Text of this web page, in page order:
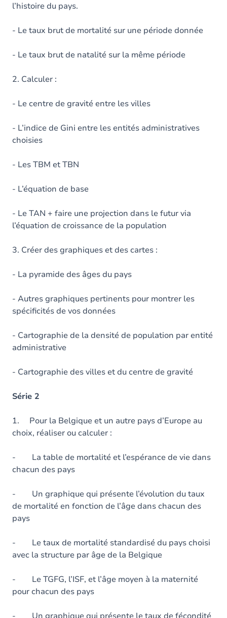
l’histoire du pays.
- Le taux brut de mortalité sur une période donnée
- Le taux brut de natalité sur la même période
2. Calculer :
- Le centre de gravité entre les villes
- L’indice de Gini entre les entités administratives
choisies
- Les TBM et TBN
- L’équation de base
- Le TAN + faire une projection dans le futur via
l’équation de croissance de la population
3. Créer des graphiques et des cartes :
- La pyramide des âges du pays
- Autres graphiques pertinents pour montrer les
spécificités de vos données
- Cartographie de la densité de population par entité
administrative
- Cartographie des villes et du centre de gravité
Série 2
1. Pour la Belgique et un autre pays d’Europe au
choix, réaliser ou calculer :
- La table de mortalité et l’espérance de vie dans
chacun des pays
- Un graphique qui présente l’évolution du taux
de mortalité en fonction de l’âge dans chacun des
pays
- Le taux de mortalité standardisé du pays choisi
avec la structure par âge de la Belgique
- Le TGFG, l’ISF, et l’âge moyen à la maternité
pour chacun des pays